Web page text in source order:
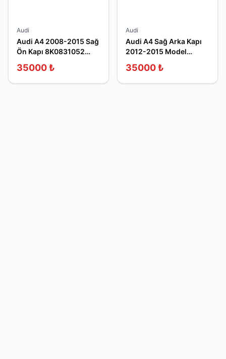
Audi
Audi A4 2008-2015 Sağ
Ön Kapı 8K0831052
35000 ₺
Audi
Audi A4 Sağ Arka Kapı
2012-2015 Model
35000 ₺